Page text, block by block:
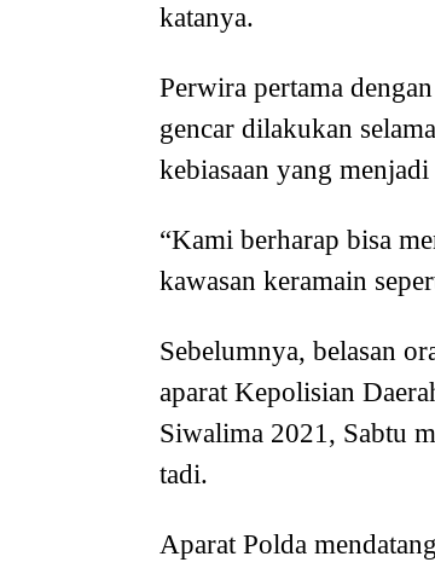
katanya.
Perwira pertama
gencar dilakukan
kebiasaan yang
“Kami berharap bisa
kawasan keramain
Sebelumnya, belasan
aparat Kepolisian
Siwalima 2021, Sabtu
tadi.
Aparat Polda